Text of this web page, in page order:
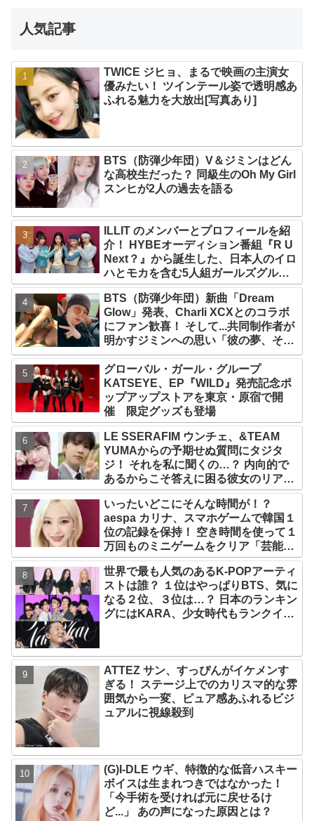
人気記事
TWICE ジヒョ、まるで映画の主演女
優みたい！ ツインテール姿で透明感あ
ふれる魅力を大放出[写真あり]
BTS（防弾少年団）V＆ジミンはどん
な高校生だった？ 同級生のOh My Girl
スンヒが2人の過去を語る
ILLIT のメンバーとプロフィールを紹
介！ HYBEオーディション番組『R U
Next？』から誕生した、日本人のイロ
ハとモカを含む5人組ガールズグルー
プ！ デビュー曲「Magnetic」がいき
なりの大ヒット
BTS（防弾少年団）新曲「Dream
Glow」発表、Charli XCXとのコラボ
にファン歓喜！ そして...共同制作者が
明かすジミンへの思い「彼の夢、そし
て彼の絶望から生まれた歌」
グローバル・ガール・グループ
KATSEYE、EP『WILD』発売記念ポ
ップアップストアを東京・原宿で開
催 限定グッズも登場
LE SSERAFIM ウンチェ、&TEAM
YUMAからの予期せぬ質問にタジタ
ジ！ それを私に聞くの…？ 内向的で
あるからこそ答えに困る彼女のリアク
ションがかわいすぎる
いったいどこにそんな時間が！？
aespa カリナ、スマホゲームで韓国１
位の記録を保持！ 空き時間を使って１
万回ものミニゲームをクリア「芸能人
たちが時間がないと言っているのは全
部嘘」
世界で最も人気のあるK-POPアーティ
ストは誰？ １位はやっぱりBTS、気に
なる２位、３位は…？ 日本のランキン
グにはKARA、少女時代もランクイ
ATTEZ サン、すっぴんがイケメンす
ぎる！ ステージ上でのカリスマ的な雰
囲気から一変、ピュア感あふれるビジ
ュアルに視線殺到
(G)I-DLE ウギ、特徴的な低音ハスキー
ボイスは生まれつきではなかった！
「今手術を受ければ元に戻せるけ
ど...」 あの声になった原因とは？